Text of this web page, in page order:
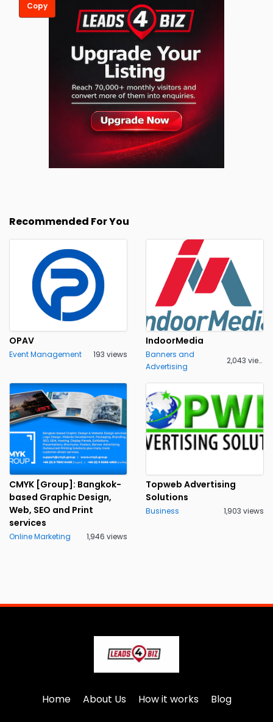
Copy
Recommended For You
OPAV
Event Management 193 views
IndoorMedia
Banners and
Advertising
2,043 views
CMYK [Group]: Bangkok-
based Graphic Design,
Web, SEO and Print
services
Online Marketing 1,946 views
Topweb Advertising
Solutions
Business 1,903 views
Home About Us How it works Blog